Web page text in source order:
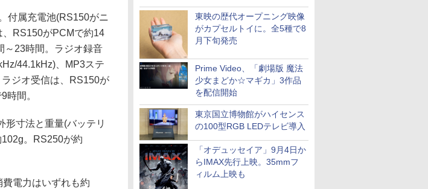
東映の歴代オープニング映像
がカプセルトイに。全5種で8
月下旬発売
Prime Video、「劇場版 魔法
少女まどか☆マギカ」3作品
を配信開始
東京国立博物館がハイセンス
の100型RGB LEDテレビ導入
「オデュッセイア」9月4日か
らIMAX先行上映。35mmフ
ィルム上映も
付属充電池(RS150がニ
、RS150がPCMで約14
～23時間。ラジオ録音
44.1kHz)、MP3ステ
ジオ受信は、RS150が
時間。
寸法と重量(バッテリ
。RS250が約
電力はいずれも約